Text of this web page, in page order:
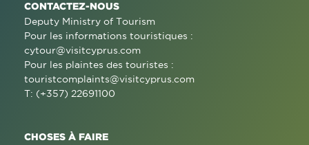
CONTACTEZ-NOUS
Deputy Ministry of Tourism
Pour les informations touristiques :
cytour@visitcyprus.com
Pour les plaintes des touristes :
touristcomplaints@visitcyprus.com
T: (+357) 22691100
CHOSES À FAIRE